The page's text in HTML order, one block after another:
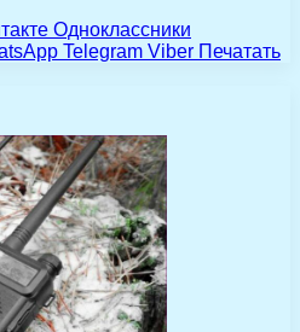
Одноклассники
Telegram Viber Печатать